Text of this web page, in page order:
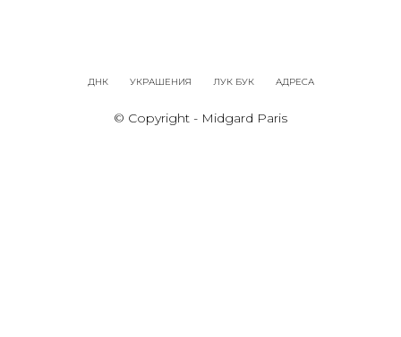
ДНК УКРАШЕНИЯ ЛУК БУК АДРЕСА
© Copyright - Midgard Paris